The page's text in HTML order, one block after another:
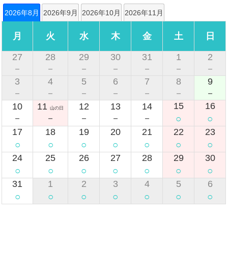
2026年8月 2026年9月 2026年10月 2026年11月
月 火 水 木 金 土 日
27
－
28
－
29
－
30
－
31
－
1
－
2
－
3
－
4
－
5
－
6
－
7
－
8
－
9
－
10
－
11山の日
－
12
－
13
－
14
－
15
○
16
○
17
○
18
○
19
○
20
○
21
○
22
○
23
○
24
○
25
○
26
○
27
○
28
○
29
○
30
○
31
○
1
○
2
○
3
○
4
○
5
○
6
○